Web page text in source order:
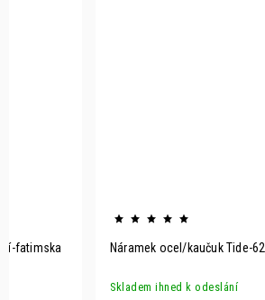
fatimska Náramek ocel/kaučuk Tide-62
Skladem ihned k odeslání